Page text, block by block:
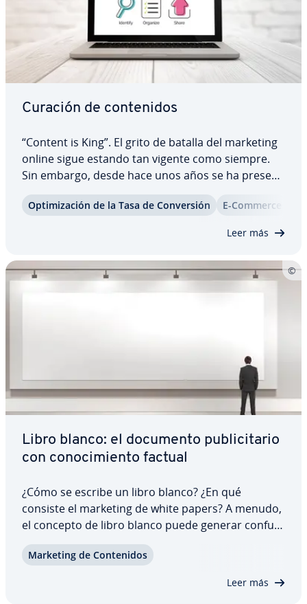
Curación de co­n­te­ni­dos
“Content is King”. El grito de batalla del marketing
online sigue estando tan vigente como siempre.
Sin embargo, desde hace unos años se ha pre­se­n­
ta­do un ligero cambio. Mientras antes solo se
hablaba de la pro­du­c­ción de contenido propio,
Op­ti­mi­za­ción de la Tasa de Co­n­ve­r­sión E-Commerce
Leer más
Libro blanco: el documento pu­bli­ci­ta­rio
con co­no­ci­mie­n­to factual
¿Cómo se escribe un libro blanco? ¿En qué
consiste el marketing de white papers? A menudo,
el concepto de libro blanco puede generar co­n­fu­
este artículo damos un vistazo general a los tipos
Marketing de Co­n­te­ni­dos
Leer más